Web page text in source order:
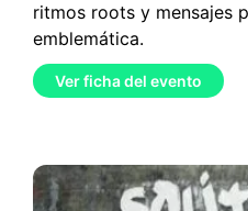
ritmos roots y mensajes
emblemática.
Ver ficha del evento